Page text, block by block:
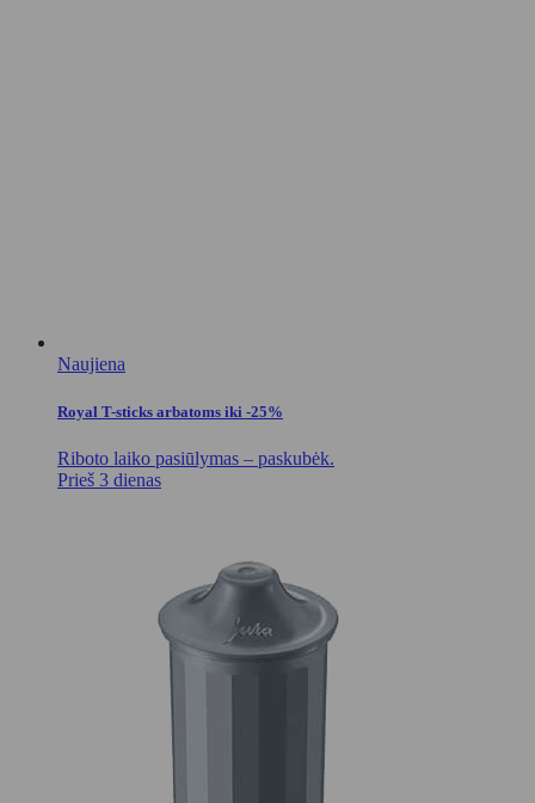
Naujiena
Royal T-sticks arbatoms iki -25%
Riboto laiko pasiūlymas – paskubėk.
Prieš 3 dienas